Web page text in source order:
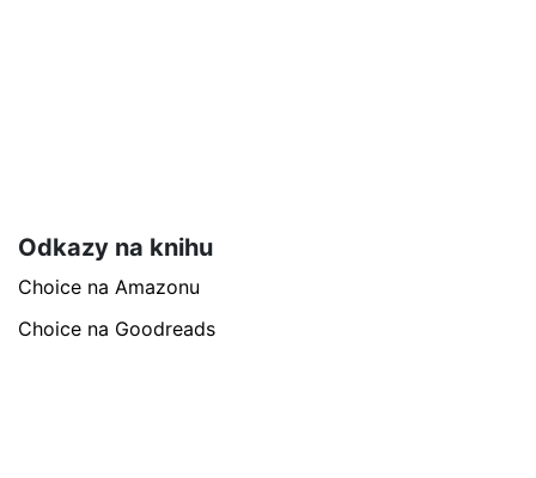
Odkazy na knihu
Choice na Amazonu
Choice na Goodreads